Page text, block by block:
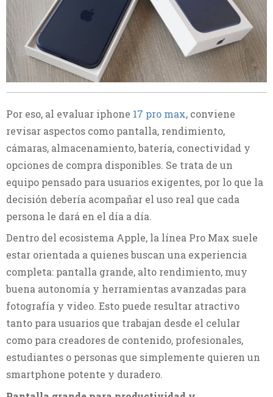
Por eso, al evaluar iphone 17 pro max, conviene
revisar aspectos como pantalla, rendimiento,
cámaras, almacenamiento, batería, conectividad y
opciones de compra disponibles. Se trata de un
equipo pensado para usuarios exigentes, por lo que la
decisión debería acompañar el uso real que cada
persona le dará en el día a día.
Dentro del ecosistema Apple, la línea Pro Max suele
estar orientada a quienes buscan una experiencia
completa: pantalla grande, alto rendimiento, muy
buena autonomía y herramientas avanzadas para
fotografía y video. Esto puede resultar atractivo
tanto para usuarios que trabajan desde el celular
como para creadores de contenido, profesionales,
estudiantes o personas que simplemente quieren un
smartphone potente y duradero.